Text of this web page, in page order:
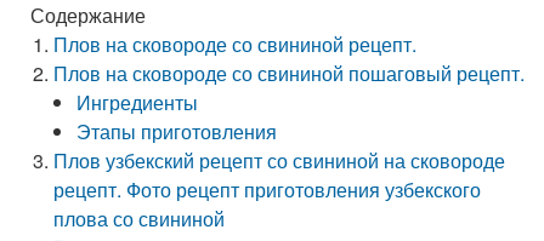
Содержание
Плов на сковороде со свининой рецепт.
Плов на сковороде со свининой пошаговый рецепт.
Ингредиенты
Этапы приготовления
Плов узбекский рецепт со свининой на сковороде
рецепт. Фото рецепт приготовления узбекского
плова со свининой